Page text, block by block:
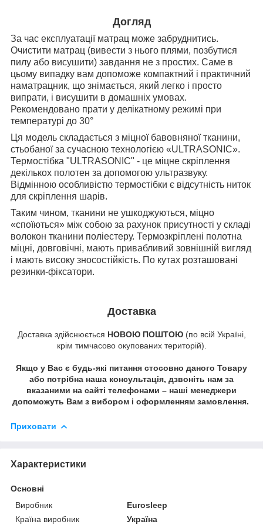
Догляд
За час експлуатації матрац може забруднитись.
Очистити матрац (вивести з нього плями, позбутися
пилу або висушити) завдання не з простих. Саме в
цьому випадку вам допоможе компактний і практичний
наматрацник, що знімається, який легко і просто
випрати, і висушити в домашніх умовах.
Рекомендовано прати у делікатному режимі при
температурі до 30°
Ця модель складається з міцної бавовняної тканини,
стьобаної за сучасною технологією «ULTRASONIC».
Термостібка "ULTRASONIC" - це міцне скріплення
декількох полотен за допомогою ультразвуку.
Відмінною особливістю термостібки є відсутність ниток
для скріплення шарів.
Таким чином, тканини не ушкоджуються, міцно
«споїються» між собою за рахунок присутності у складі
волокон тканини поліестеру. Термозкріплені полотна
міцні, довговічні, мають привабливий зовнішній вигляд
і мають високу зносостійкість. По кутах розташовані
резинки-фіксатори.
Доставка
Доставка здійснюється НОВОЮ ПОШТОЮ(по всій Україні,
крім тимчасово окупованих територій).
Якщо у Вас є будь-які питання стосовно даного Товару
або потрібна наша консультація, дзвоніть нам за
вказаними на сайті телефонами – наші менеджери
допоможуть Вам з вибором і оформленням замовлення.
Приховати
Характеристики
Основні
Виробник
Eurosleep
Країна виробник
Україна